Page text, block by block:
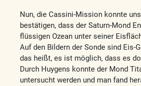
Nun, die Cassini-Mission konnte
bestätigen, dass der Saturn-Mond
flüssigen Ozean unter seiner
Auf den Bildern der Sonde sind Eis-
das heißt, es ist möglich, dass es
Durch Huygens konnte der Mond
untersucht werden und man fand